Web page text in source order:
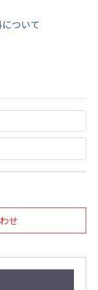
ついて
せ